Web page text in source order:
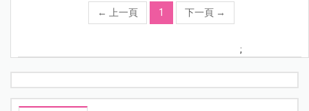
← 上一頁 1 下一頁 →
;